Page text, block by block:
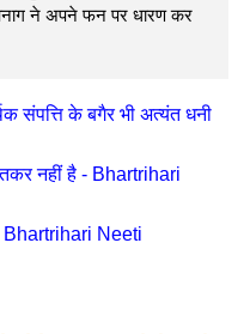
ने अपने फन पर धारण कर
संपत्ति के बगैर भी अत्यंत धनी
नहीं है - Bhartrihari
Bhartrihari Neeti